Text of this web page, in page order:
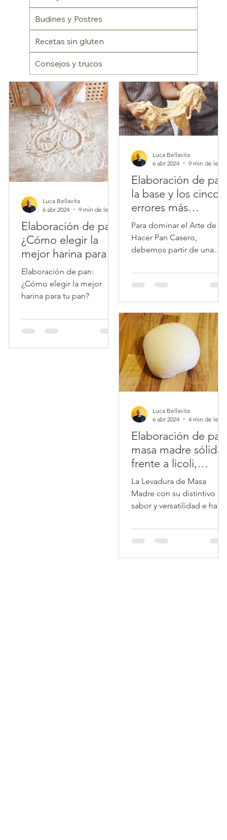
Elaboración de pan:
¿Cómo elegir la
mejor harina para tu
pan?
Elaboración de pan:
¿Cómo elegir la mejor
harina para tu pan?
Luca Bellavita
6 abr 2024
Elaboración de
la base y los cinco
errores más
comunes que se
deben evitar
Para dominar el Arte de
Hacer Pan Casero,
debemos partir de una
Luca Bellavita
6 abr 2024
Elaboración de
masa madre sólida
frente a licoli,
diferencias clave
La Levadura de Masa
Madre con su distintivo
sabor y versatilidad e ha
opciones favoritas de las
personas.
Luca Bellavita
6 abr 2024
Budines y Postres
Recetas sin gluten
Consejos y trucos